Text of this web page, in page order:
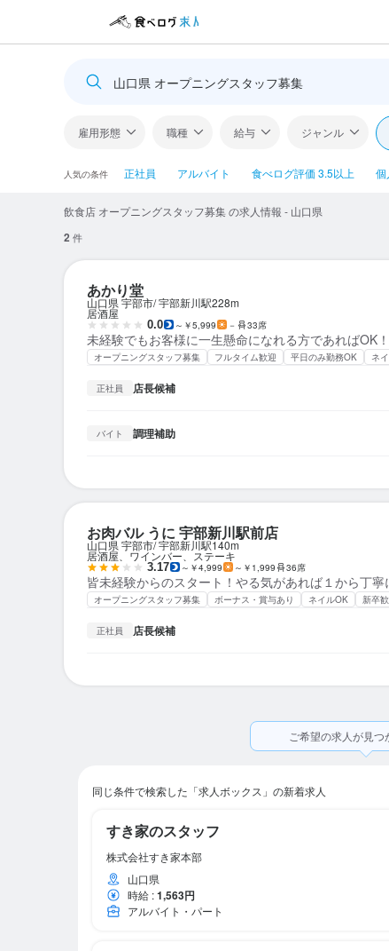
山口県 オープニングスタッフ募集
雇用形態 職種 給与 ジャンル
人気の条件 正社員 アルバイト 食べログ評価 3.5以上 個
飲食店 オープニングスタッフ募集 の求人情報 - 山口県
2 件
あかり堂
山口県 宇部市 宇部新川駅228m
居酒屋
0.0 ～￥5,999 － 33席
未経験でもお客様に一生懸命になれる方であればOK！
オープニングスタッフ募集 フルタイム歓迎 平日のみ勤務OK ネ
正社員 店長候補
バイト 調理補助
お肉バル うに 宇部新川駅前店
山口県 宇部市 宇部新川駅140m
居酒屋、ワインバー、ステーキ
3.17 ～￥4,999 ～￥1,999 36席
皆未経験からのスタート！やる気があれば１から丁寧
オープニングスタッフ募集 ボーナス・賞与あり ネイルOK 新卒
正社員 店長候補
ご希望の求人が見つ
同じ条件で検索した「求人ボックス」の新着求人
すき家のスタッフ
株式会社すき家本部
山口県
時給 :1,563円
アルバイト・パート